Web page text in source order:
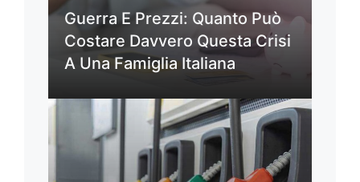
Guerra E Prezzi: Quanto Può
Costare Davvero Questa Crisi
A Una Famiglia Italiana